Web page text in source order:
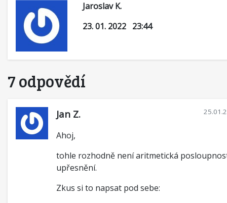
Jaroslav K.
23. 01. 2022 23:44
7 odpovědí
Jan Z.
Ahoj,
tohle rozhodně není aritmetická
upřesnění.
Zkus si to napsat pod sebe: